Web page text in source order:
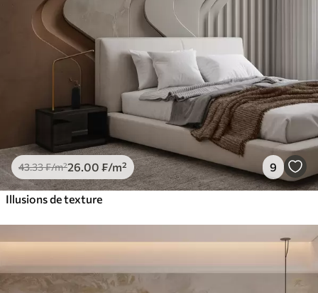
43.33₣/m²26 .00 ₣/m² 9
Illusions de texture